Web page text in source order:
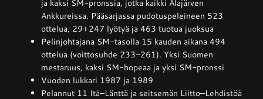
ja kaksi SM-pronssia, jotka kaikki Alajärven
Ankkureissa. Pääsarjassa pudotuspeleineen 523
ottelua, 29+247 lyötyä ja 463 tuotua juoksua
Pelinjohtajana SM-tasolla 15 kauden aikana 494
ottelua (voittosuhde 233–261). Yksi Suomen
mestaruus, kaksi SM-hopeaa ja yksi SM-pronssi
Vuoden lukkari 1987 ja 1989
Pelannut 11 Itä–Länttä ja seitsemän Liitto–Lehdistöä